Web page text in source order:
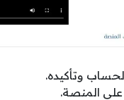
وتأكيده.
المنصة.